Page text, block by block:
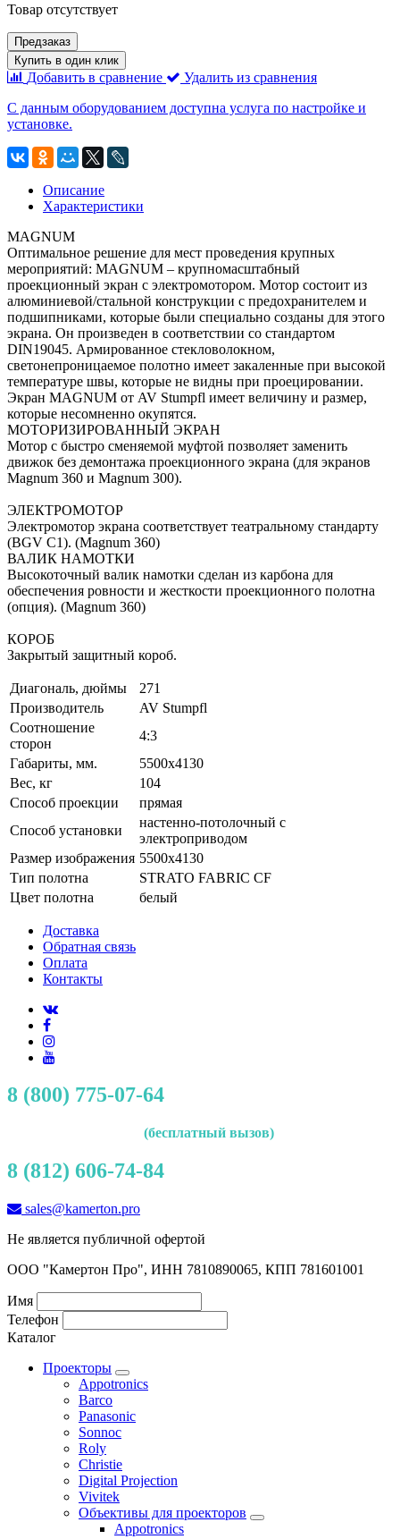
Товар отсутствует
Предзаказ
Купить в один клик
Добавить в сравнение
Удалить из сравнения
С данным оборудованием доступна услуга по настройке и
установке.
Описание
Характеристики
MAGNUM
Оптимальное решение для мест проведения крупных
мероприятий: MAGNUM – крупномасштабный
проекционный экран с электромотором. Мотор состоит из
алюминиевой/стальной конструкции с предохранителем и
подшипниками, которые были специально созданы для этого
экрана. Он произведен в соответствии со стандартом
DIN19045. Армированное стекловолокном,
светонепроницаемое полотно имеет закаленные при высокой
температуре швы, которые не видны при проецировании.
Экран MAGNUM от AV Stumpfl имеет величину и размер,
которые несомненно окупятся.
МОТОРИЗИРОВАННЫЙ ЭКРАН
Мотор с быстро сменяемой муфтой позволяет заменить
движок без демонтажа проекционного экрана (для экранов
Magnum 360 и Magnum 300).
ЭЛЕКТРОМОТОР
Электромотор экрана соответствует театральному стандарту
(BGV C1). (Magnum 360)
ВАЛИК НАМОТКИ
Высокоточный валик намотки сделан из карбона для
обеспечения ровности и жесткости проекционного полотна
(опция). (Magnum 360)
КОРОБ
Закрытый защитный короб.
Диагональ, дюймы
271
Производитель
AV Stumpfl
Соотношение
сторон
4:3
Габариты, мм.
5500x4130
Вес, кг
104
Способ проекции
прямая
Способ установки
настенно-потолочный с
электроприводом
Размер изображения 5500x4130
Тип полотна
STRATO FABRIC CF
Цвет полотна
белый
Доставка
Обратная связь
Оплата
Контакты
8 (800) 775-07-64
(бесплатный вызов)
8 (812) 606-74-84
sales@kamerton.pro
Не является публичной офертой
ООО "Камертон Про", ИНН 7810890065, КПП 781601001
Имя
Телефон
Каталог
Проекторы
Appotronics
Barco
Panasonic
Sonnoc
Roly
Christie
Digital Projection
Vivitek
Объективы для проекторов
Appotronics